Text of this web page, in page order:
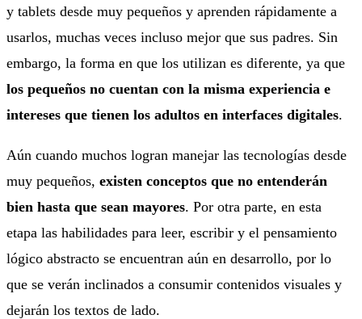
y tablets desde muy pequeños y aprenden rápidamente a
usarlos, muchas veces incluso mejor que sus padres. Sin
embargo, la forma en que los utilizan es diferente, ya que
los pequeños no cuentan con la misma experiencia e
intereses que tienen los adultos en interfaces digitales.
Aún cuando muchos logran manejar las tecnologías desde
muy pequeños, existen conceptos que no entenderán
bien hasta que sean mayores. Por otra parte, en esta
etapa las habilidades para leer, escribir y el pensamiento
lógico abstracto se encuentran aún en desarrollo, por lo
que se verán inclinados a consumir contenidos visuales y
dejarán los textos de lado.